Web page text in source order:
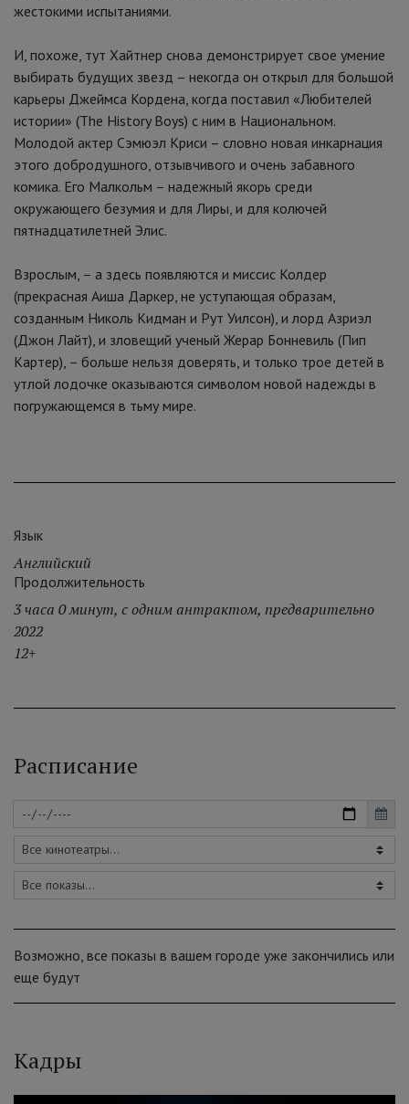
жестокими испытаниями.
И, похоже, тут Хайтнер снова демонстрирует свое умение
выбирать будущих звезд – некогда он открыл для большой
карьеры Джеймса Кордена, когда поставил «Любителей
истории» (The History Boys) с ним в Национальном.
Молодой актер Сэмюэл Криси – словно новая инкарнация
этого добродушного, отзывчивого и очень забавного
комика. Его Малкольм – надежный якорь среди
окружающего безумия и для Лиры, и для колючей
пятнадцатилетней Элис.
Взрослым, – а здесь появляются и миссис Колдер
(прекрасная Аиша Даркер, не уступающая образам,
созданным Николь Кидман и Рут Уилсон), и лорд Азриэл
(Джон Лайт), и зловещий ученый Жерар Бонневиль (Пип
Картер), – больше нельзя доверять, и только трое детей в
утлой лодочке оказываются символом новой надежды в
погружающемся в тьму мире.
Язык
Английский
Продолжительность
3 часа 0 минут, с одним антрактом, предварительно
2022
12+
Расписание
Возможно, все показы в вашем городе уже закончились или
еще будут
Кадры